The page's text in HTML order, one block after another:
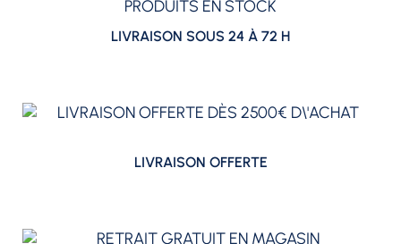
LIVRAISON SOUS 24 À 72 H
LIVRAISON OFFERTE